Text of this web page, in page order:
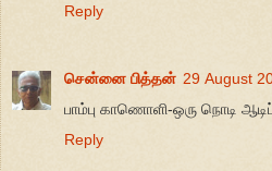
Reply
சென்னை பித்தன் 29 August
பாம்பு காணொளி-ஒரு நொடி
Reply